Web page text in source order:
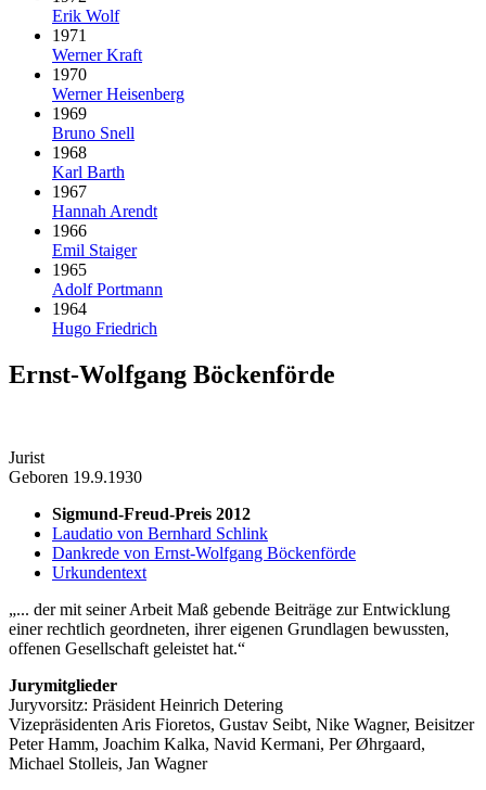
Erik Wolf
1971
Werner Kraft
1970
Werner Heisenberg
1969
Bruno Snell
1968
Karl Barth
1967
Hannah Arendt
1966
Emil Staiger
1965
Adolf Portmann
1964
Hugo Friedrich
Ernst-Wolfgang Böckenförde
Jurist
Geboren 19.9.1930
Sigmund-Freud-Preis 2012
Laudatio von Bernhard Schlink
Dankrede von Ernst-Wolfgang Böckenförde
Urkundentext
... der mit seiner Arbeit Maß gebende Beiträge zur Entwicklung
einer rechtlich geordneten, ihrer eigenen Grundlagen bewussten,
offenen Gesellschaft geleistet hat.
Jurymitglieder
Juryvorsitz: Präsident Heinrich Detering
Vizepräsidenten Aris Fioretos, Gustav Seibt, Nike Wagner, Beisitzer
Peter Hamm, Joachim Kalka, Navid Kermani, Per Øhrgaard,
Michael Stolleis, Jan Wagner